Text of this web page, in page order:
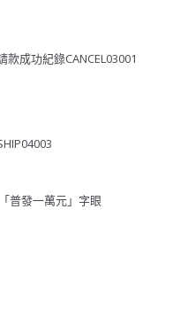
成功紀錄CANCEL03001
普發一萬元」字眼